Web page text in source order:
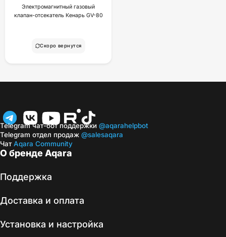
Электромагнитный газовый
клапан-отсекатель Кенарь GV-80
Скоро вернутся
О бренде Aqara
Поддержка
Доставка и оплата
Установка и настройка
Telegram чат-бот поддержки @aqarahelpbot
Telegram отдел продаж @salesaqara
ЧатAqara Community